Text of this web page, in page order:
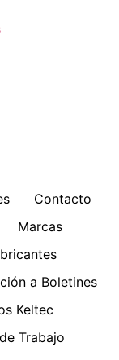
Contacto
Marcas
a Boletines
Keltec
Trabajo